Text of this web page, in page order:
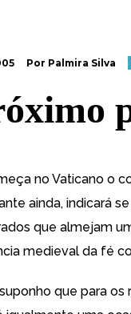
Por Palmira Silva
no Vaticano o
ainda, indicará
que almejam
medieval da fé
que para